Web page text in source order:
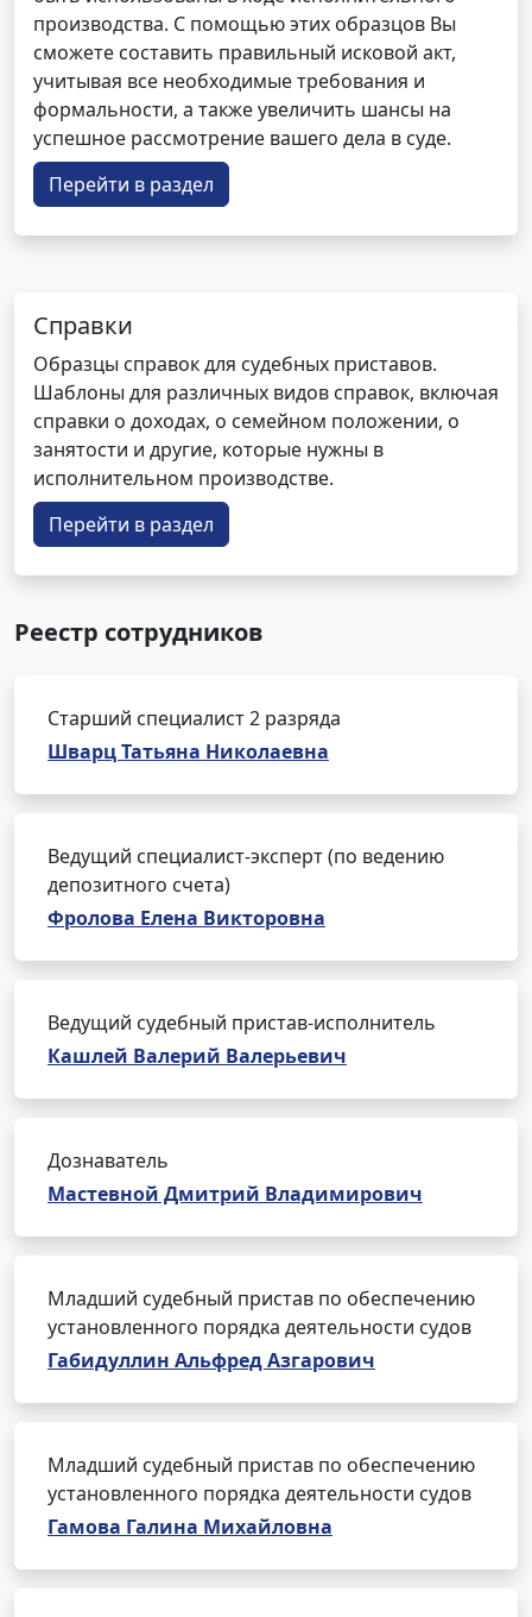
производства. С помощью этих образцов Вы
сможете составить правильный исковой акт,
учитывая все необходимые требования и
формальности, а также увеличить шансы на
успешное рассмотрение вашего дела в суде.
Перейти в раздел
Справки
Образцы справок для судебных приставов.
Шаблоны для различных видов справок, включая
справки о доходах, о семейном положении, о
занятости и другие, которые нужны в
исполнительном производстве.
Перейти в раздел
Реестр сотрудников
Старший специалист 2 разряда
Шварц Татьяна Николаевна
Ведущий специалист-эксперт (по ведению
депозитного счета)
Фролова Елена Викторовна
Ведущий судебный пристав-исполнитель
Кашлей Валерий Валерьевич
Дознаватель
Мастевной Дмитрий Владимирович
Младший судебный пристав по обеспечению
установленного порядка деятельности судов
Габидуллин Альфред Азгарович
Младший судебный пристав по обеспечению
установленного порядка деятельности судов
Гамова Галина Михайловна